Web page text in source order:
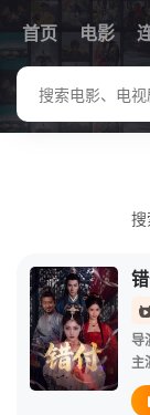
首页 电影
搜
导
主